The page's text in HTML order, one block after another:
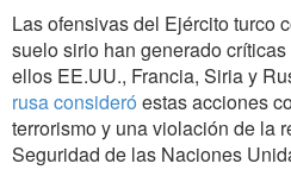
Las ofensivas del Ejército turco
suelo sirio han generado
ellos EE.UU., Francia, Siria y
rusa consideró estas acciones
terrorismo y una violación de la
Seguridad de las Naciones